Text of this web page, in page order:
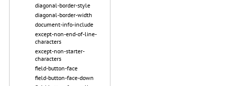
diagonal-border-style
diagonal-border-width
document-info-include
except-non-end-of-line-
characters
except-non-starter-
characters
field-button-face
field-button-face-down